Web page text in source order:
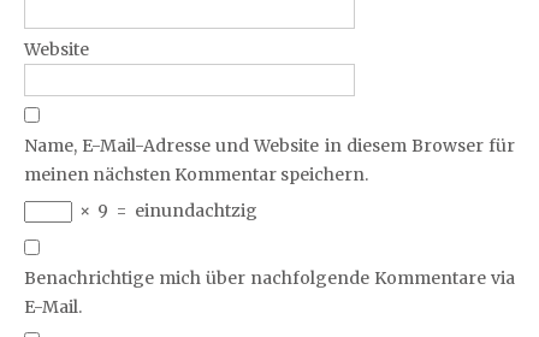
Website
Name, E-Mail-Adresse und Website in diesem Browser für
meinen nächsten Kommentar speichern.
× 9 = einundachtzig
Benachrichtige mich über nachfolgende Kommentare via
E-Mail.